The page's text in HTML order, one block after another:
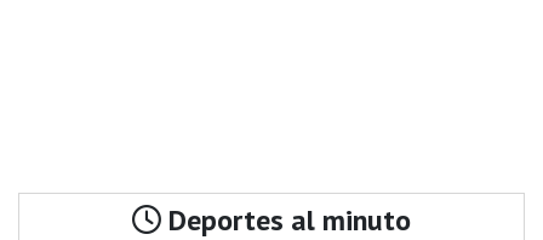
Deportes al minuto